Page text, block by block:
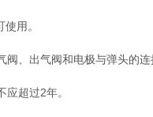
用。
出气阀和电极与弹头的连
超过2年。